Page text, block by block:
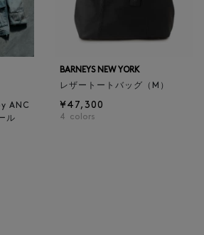
ANC
ル
BARNEYS NEW YORK
レザートートバッグ（M）
¥47,300
4 colors